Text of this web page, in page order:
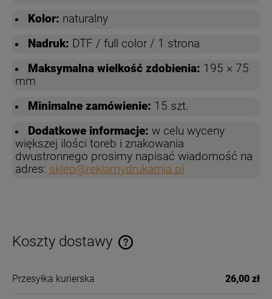
Kolor: naturalny
Nadruk: DTF / full color / 1 strona
Maksymalna wielkość zdobienia: 195 × 75
mm
Minimalne zamówienie: 15 szt.
Dodatkowe informacje: w celu wyceny
większej ilości toreb i znakowania
dwustronnego prosimy napisać wiadomość na
adres: sklep@reklamydrukarnia.pl
Koszty dostawy
Cena nie zawiera ewentualnych kosztów płatności
Przesyłka kurierska 26,00 zł